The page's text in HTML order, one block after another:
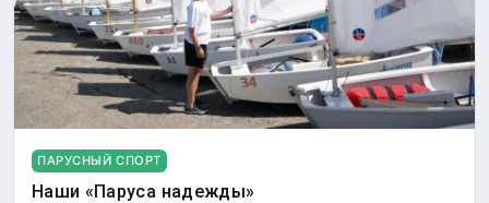
ПАРУСНЫЙ СПОРТ
Наши «Паруса надежды»